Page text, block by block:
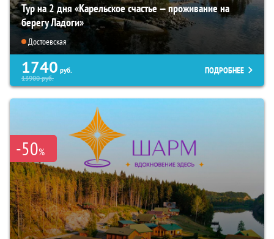
Тур на 2 дня «Карельское счастье — проживание на
берегу Ладоги»
Достоевская
1740 руб.
13900руб.
ПОДРОБНЕЕ
-50%